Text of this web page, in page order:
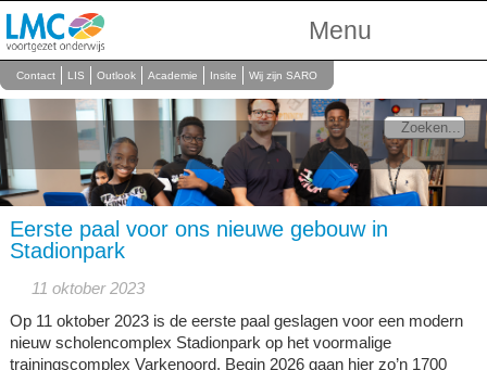
Menu
Over Ons
Scholen
Onderwijs
Contact LIS Outlook Academie Insite Wij zijn SARO
Eerste paal voor ons nieuwe gebouw in
Stadionpark
11 oktober 2023
Op 11 oktober 2023 is de eerste paal geslagen voor een modern
nieuw scholencomplex Stadionpark op het voormalige
trainingscomplex Varkenoord. Begin 2026 gaan hier zo’n 1700